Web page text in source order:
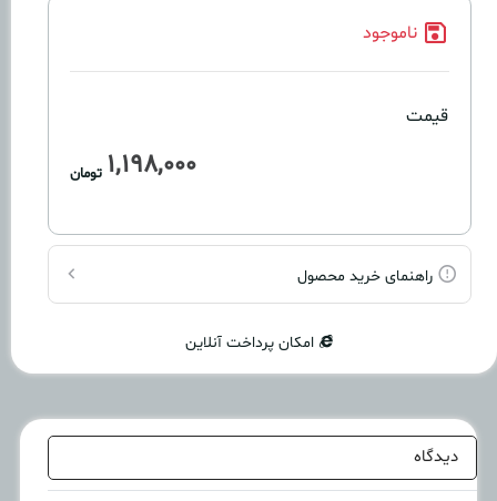
ناموجود
قیمت
1,198,000 تومان
راهنمای خرید محصول
امکان پرداخت آنلاین
دیدگاه